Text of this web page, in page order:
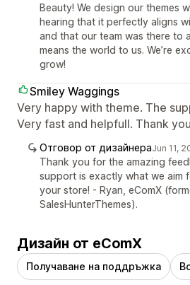
Beauty! We design our themes
hearing that it perfectly aligns
and that our team was there to
means the world to us. We’re
grow!
Smiley Waggings
Very happy with theme. The
Very fast and helpfull. Thank
Отговор от дизайнераJun 11,
Thank you for the amazing
support is exactly what we aim
your store! - Ryan, eComX
SalesHunterThemes).
Дизайн от eComX
Получаване на поддръжка